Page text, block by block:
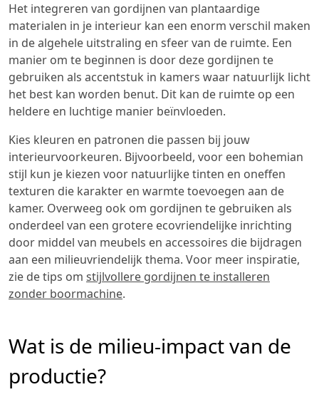
Het integreren van gordijnen van plantaardige
materialen in je interieur kan een enorm verschil maken
in de algehele uitstraling en sfeer van de ruimte. Een
manier om te beginnen is door deze gordijnen te
gebruiken als accentstuk in kamers waar natuurlijk licht
het best kan worden benut. Dit kan de ruimte op een
heldere en luchtige manier beïnvloeden.
Kies kleuren en patronen die passen bij jouw
interieurvoorkeuren. Bijvoorbeeld, voor een bohemian
stijl kun je kiezen voor natuurlijke tinten en oneffen
texturen die karakter en warmte toevoegen aan de
kamer. Overweeg ook om gordijnen te gebruiken als
onderdeel van een grotere ecovriendelijke inrichting
door middel van meubels en accessoires die bijdragen
aan een milieuvriendelijk thema. Voor meer inspiratie,
zie de tips om stijlvollere gordijnen te installeren
zonder boormachine.
Wat is de milieu-impact van de
productie?